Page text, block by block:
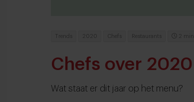
Trends 2020 Chefs Restaurants 2 min
Chefs over 2020
Wat staat er dit jaar op het menu?